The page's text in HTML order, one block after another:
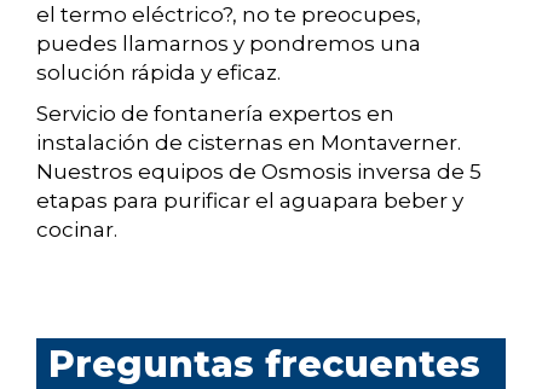
el termo eléctrico?, no te preocupes,
puedes llamarnos y pondremos una
solución rápida y eficaz.
Servicio de fontanería expertos en
instalación de cisternas en Montaverner.
Nuestros equipos de Osmosis inversa de 5
etapas para purificar el aguapara beber y
cocinar.
Preguntas frecuentes